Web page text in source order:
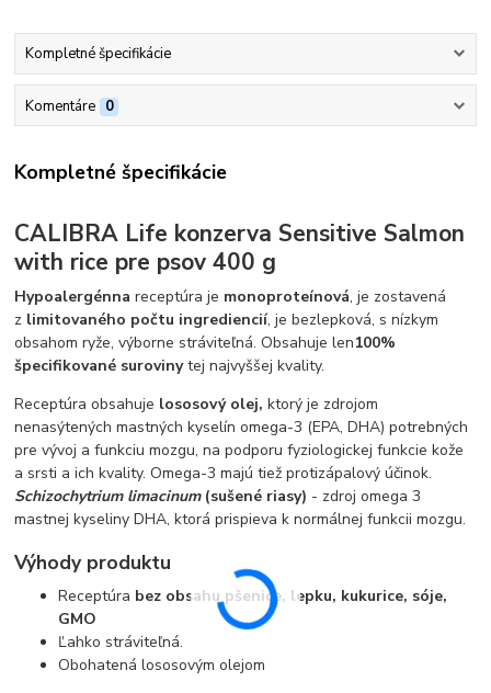
Kompletné špecifikácie
Komentáre 0
Kompletné špecifikácie
CALIBRA Life konzerva Sensitive Salmon
with rice pre psov 400 g
Hypoalergénnareceptúra ​​je monoproteínová, je zostavená
z limitovaného počtu ingrediencií, je bezlepková, s nízkym
obsahom ryže, výborne stráviteľná. Obsahuje len100%
špecifikované surovinytej najvyššej kvality.
Receptúra ​​obsahuje lososovýolej, ktorý je zdrojom
nenasýtených mastných kyselín omega-3 (EPA, DHA) potrebných
pre vývoj a funkciu mozgu, na podporu fyziologickej funkcie kože
a srsti a ich kvality. Omega-3 majú tiež protizápalový účinok.
Schizochytrium limacinum(sušené riasy) - zdroj omega 3
mastnej kyseliny DHA, ktorá prispieva k normálnej funkcii mozgu.
Výhody produktu
Receptúra bez obsahu pšenice, lepku, kukurice, sóje,
GMO
Ľahko stráviteľná.
Obohatená lososovým olejom